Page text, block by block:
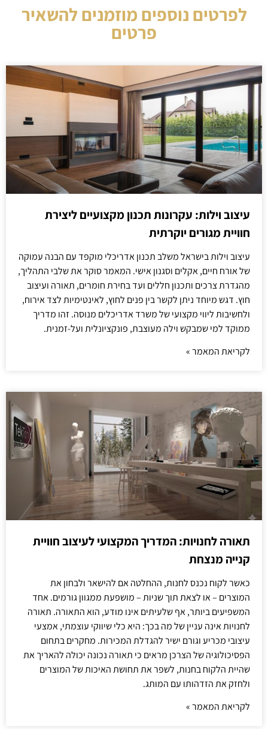
לפרטים נוספים מוזמנים להשאיר
פרטים
עיצוב וילות: עקרונות תכנון מקצועיים ליצירת
חוויית מגורים יוקרתית
עיצוב וילות בישראל משלב תכנון אדריכלי מוקפד עם הבנה עמוקה
של אורח חיים, אקלים וסגנון אישי. המאמר סוקר את שלבי התהליך,
מהגדרת צרכים ותכנון חללים ועד בחירת חומרים, תאורה ועיצוב
חוץ. דגש מיוחד ניתן לקשר בין פנים לחוץ, לאינטימיות לצד אירוח,
ולחשיבות ליווי מקצועי של משרד אדריכלים מנוסה. זהו מדריך
ממוקד למי שמבקש וילה מעוצבת, פונקציונלית ועל-זמנית.
לקריאת המאמר »
תאורה לחנויות: המדריך המקצועי לעיצוב חוויית
קנייה מנצחת
כאשר לקוח נכנס לחנות, ההחלטה אם להישאר ולבחון את
המוצרים – או לצאת תוך שניות – מושפעת ממגוון גורמים. אחד
המשפיעים ביותר, אף שלעיתים אינו מודע, הוא התאורה. תאורה
לחנויות אינה עניין של מה בכך: היא כלי שיווקי עוצמתי, אמצעי
עיצובי מכריע וגורם ישיר להגדלת המכירות. מחקרים בתחום
הפסיכולוגיה של הצרכן מראים כי תאורה נכונה יכולה להאריך את
שהיית הלקוח בחנות, לשפר את תחושת האיכות של המוצרים
ולחזק את הזדהותו עם המותג.
לקריאת המאמר »